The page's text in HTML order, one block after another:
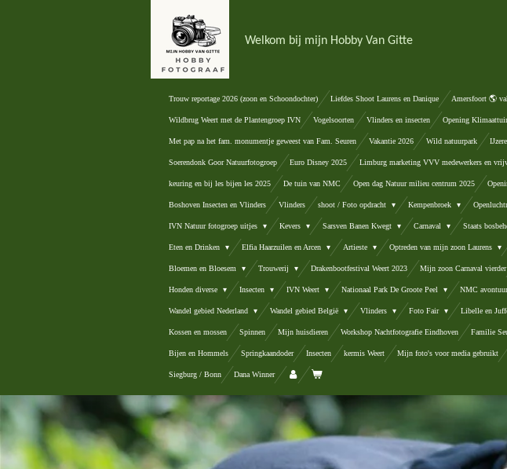
Welkom bij mijn Hobby Van Gitte
Trouw reportage 2026 (zoon en Schoondochter) Liefdes Shoot Laurens en Danique Amersfoort 🌎
Wildbrug Weert met de Plantengroep IVN Vogelsoorten Vlinders en insecten Opening
Met pap na het fam. monumentje geweest van Fam. Seuren Vakantie 2026 Wild natuurpark
Soerendonk Goor Natuurfotogroep Euro Disney 2025 Limburg marketing VVV medewerkers en
keuring en bij les bijen les 2025 De tuin van NMC Open dag Natuur milieu centrum 2025
Boshoven Insecten en Vlinders Vlinders shoot / Foto opdracht Kempenbroek
IVN Natuur fotogroep uitjes Kevers Sarsven Banen Kwegt Carnaval Staats
Eten en Drinken Elfia Haarzuilen en Arcen Artieste Optreden van mijn zoon Laurens
Bloemen en Bloesem Trouwerij Drakenbootfestival Weert 2023 Mijn zoon Carnaval vierder
Honden diverse Insecten IVN Weert Nationaal Park De Groote Peel NMC
Wandel gebied Nederland Wandel gebied België Vlinders Foto Fair Libelle en
Kossen en mossen Spinnen Mijn huisdieren Workshop Nachtfotografie Eindhoven Familie
Bijen en Hommels Springkaandoder Insecten kermis Weert Mijn foto's voor media gebruikt
Siegburg / Bonn Dana Winner